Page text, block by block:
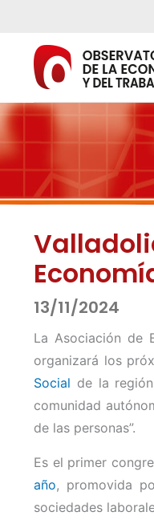
contenido
13/11/2024
La Asociación de
organizará los
Social de la
comunidad
de las personas”.
Es el primer
año, promovida
sociedades